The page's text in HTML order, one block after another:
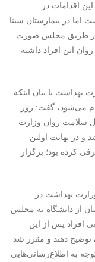
اقدامات در
در بیمارستان سینا
از طریق مجلس صورت
این افراد داشته
بهداشت با بیان اینکه
می‌شود، گفت: روز
سلامت روان وزارت
در نهایت اولین
کرده بود؛ برگزار
بهداشت در
از دانشگاه به مجلس
افراد پس از این
توضیح دهند و مقرر شد
به اطلاع‌رسانی‌هایی